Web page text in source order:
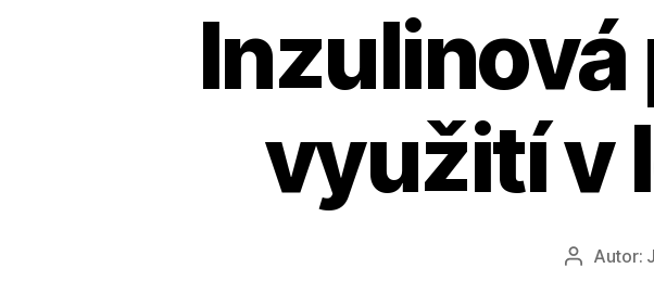
Inzulinová
využití v
AutorAutor: